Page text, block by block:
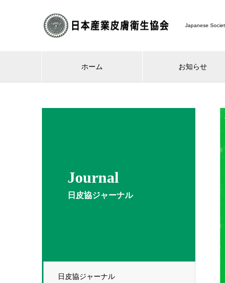
Japanese
ホーム お知らせ
Journal
日皮協ジャーナル
日皮協ジャーナル